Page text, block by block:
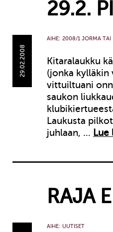
29.2.
29.02.2008
AIHE: 2008/1 JORMA TAI
Kitaralaukku
(jonka kylläkin
vittuiltuani
saukon
Laukusta
juhlaan, … Lue
RAJA
AIHE: UUTISET